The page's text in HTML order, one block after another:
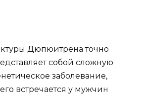
Дюпюитрена точно
собой сложную
заболевание,
встречается у мужчин